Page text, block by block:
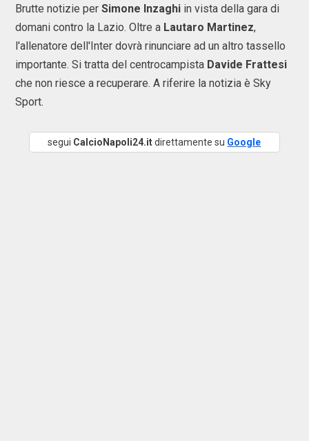
Brutte notizie per Simone Inzaghi in vista della gara di
domani contro la Lazio. Oltre a Lautaro Martinez,
l'allenatore dell'Inter dovrà rinunciare ad un altro tassello
importante. Si tratta del centrocampista Davide Frattesi
che non riesce a recuperare. A riferire la notizia è Sky
Sport.
segui CalcioNapoli24.itdirettamente su Google